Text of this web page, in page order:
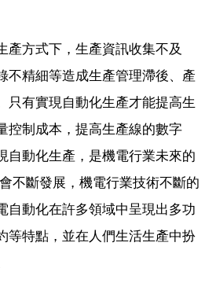
產方式下，生產資訊收集不及
不精細等造成生產管理滯後、產
只有實現自動化生產才能提高生
控制成本，提高生產線的數字
自動化生產，是機電行業未來的
不斷發展，機電行業技術不斷的
自動化在許多領域中呈現出多功
等特點，並在人們生活生產中扮